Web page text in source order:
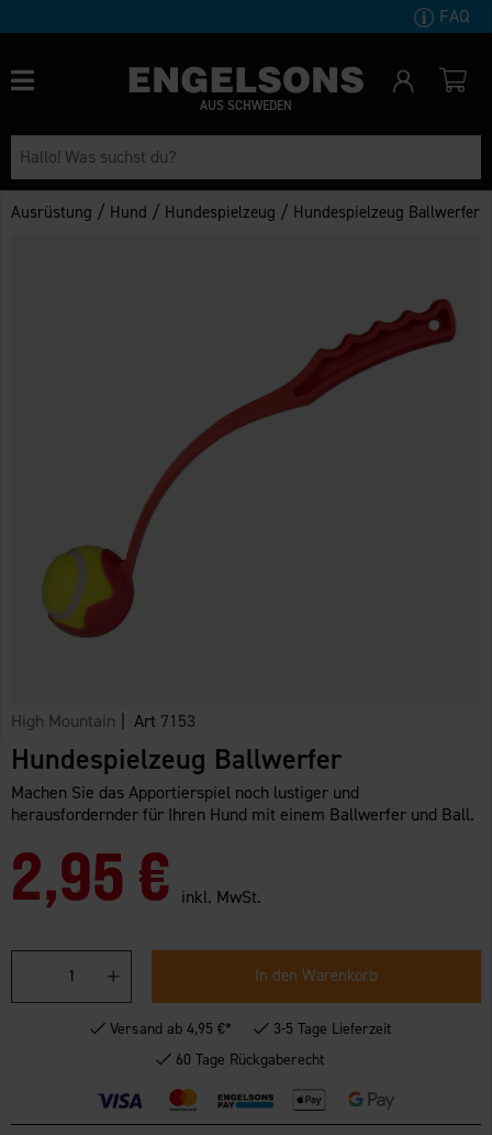
FAQ
AUS SCHWEDEN
Ausrüstung / Hund / Hundespielzeug / Hundespielzeug Ballwerfer
High Mountain | Art 7153
Hundespielzeug Ballwerfer
Machen Sie das Apportierspiel noch lustiger und
herausfordernder für Ihren Hund mit einem Ballwerfer und Ball.
2,95 € inkl. MwSt.
In den Warenkorb
Versand ab 4,95 €*
3-5 Tage Lieferzeit
60 Tage Rückgaberecht